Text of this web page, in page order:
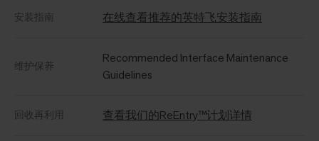
安装指南 在线查看推荐的英特飞安装指南
维护保养
Recommended Interface Maintenance
Guidelines
回收再利用 查看我们的ReEntry™计划详情